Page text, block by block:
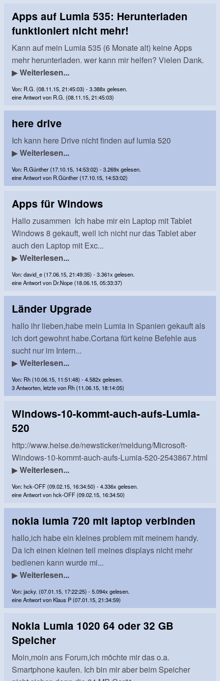
Apps auf Lumia 535: Herunterladen
funktioniert nicht mehr!
Kann auf mein Lumia 535 (6 Monate alt) keine Apps
mehr herunterladen. wer kann mir helfen? Vielen Dank.
▶Weiterlesen...
Von: R.G. (08.11.15, 21:45:03) - 3.388x gelesen.
eine Antwort von R.G. (08.11.15, 21:45:03)
here drive
Ich kann here Drive nicht finden auf lumia 520
▶Weiterlesen...
Von: R.Günther (17.10.15, 14:53:02) - 3.269x gelesen.
eine Antwort von R.Günther (17.10.15, 14:53:02)
Apps für Windows
Hallo zusammen Ich habe mir ein Laptop mit Tablet
Windows 8 gekauft, weil ich nicht nur das Tablet aber
auch den Laptop mit Exc...
▶Weiterlesen...
Von: david_e (17.06.15, 21:49:35) - 3.361x gelesen.
eine Antwort von Dr.Nope (18.06.15, 05:33:37)
Länder Upgrade
hallo ihr lieben,habe mein Lumia in Spanien gekauft als
ich dort gewohnt habe.Cortana fürt keine Befehle aus
sucht nur im Intern...
▶Weiterlesen...
Von: Rh (10.06.15, 11:51:48) - 4.582x gelesen.
3 Antworten, letzte von Rh (11.06.15, 18:14:05)
Windows-10-kommt-auch-aufs-Lumia-
520
http://www.heise.de/newsticker/meldung/Microsoft-
Windows-10-kommt-auch-aufs-Lumia-520-2543867.html
▶Weiterlesen...
Von: hck-OFF (09.02.15, 16:34:50) - 4.336x gelesen.
eine Antwort von hck-OFF (09.02.15, 16:34:50)
nokia lumia 720 mit laptop verbinden
hallo,ich habe ein kleines problem mit meinem handy.
Da ich einen kleinen teil meines displays nicht mehr
bedienen kann wurde mi...
▶Weiterlesen...
Von: jacky. (07.01.15, 17:22:25) - 5.094x gelesen.
eine Antwort von Klaus P (07.01.15, 21:34:59)
Nokia Lumia 1020 64 oder 32 GB
Speicher
Moin,moin ans Forum,ich möchte mir das o.a.
Smartphone kaufen. Ich bin mir aber beim Speicher